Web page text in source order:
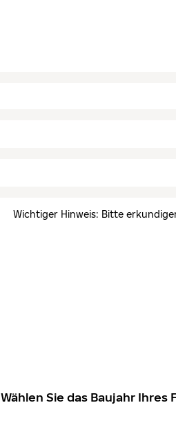
Wichtiger Hinweis: Bitte
Wählen Sie das Baujahr